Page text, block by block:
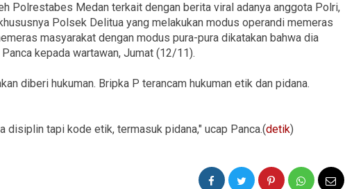
Polrestabes Medan terkait dengan berita viral adanya anggota Polri,
Polsek Delitua yang melakukan modus operandi memeras
masyarakat dengan modus pura-pura dikatakan bahwa dia
kepada wartawan, Jumat (12/11).
diberi hukuman. Bripka P terancam hukuman etik dan pidana.
disiplin tapi kode etik, termasuk pidana," ucap Panca.(detik)